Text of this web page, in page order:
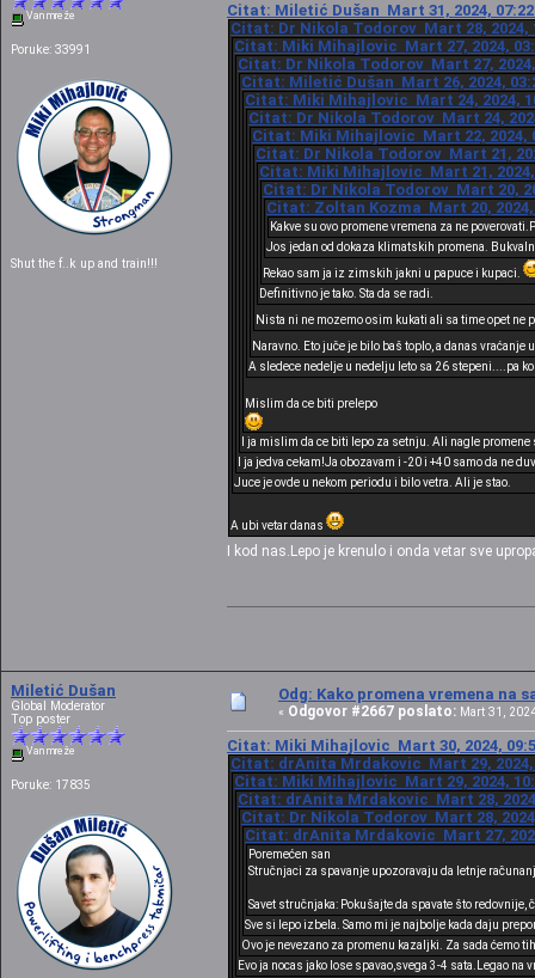
Van mreže
Poruke: 33991
Shut the f..k up and train!!!
Citat: Miletić Dušan Mart 31, 2024,
Citat: Dr Nikola Todorov Mart 28, 2024,
Citat: Miki Mihajlovic Mart 27, 2024,
Citat: Dr Nikola Todorov Mart 27,
Citat: Miletić Dušan Mart 26, 2024,
Citat: Miki Mihajlovic Mart 24, 2024,
Citat: Dr Nikola Todorov Mart 24,
Citat: Miki Mihajlovic Mart 22, 2024,
Citat: Dr Nikola Todorov Mart 21,
Citat: Miki Mihajlovic Mart 21, 2024,
Citat: Dr Nikola Todorov Mart 20,
Citat: Zoltan Kozma Mart 20, 2024,
Kakve su ovo promene vremena za ne
Jos jedan od dokaza klimatskih promena.
Rekao sam ja iz zimskih jakni u papuce i kupaci.
Definitivno je tako. Sta da se radi.
Nista ni ne mozemo osim kukati ali sa time opet
Naravno. Eto juče je bilo baš toplo, a danas vraćanje
A sledece nedelje u nedelju leto sa 26 stepeni....pa
Mislim da ce biti prelepo
I ja mislim da ce biti lepo za setnju. Ali nagle
I ja jedva cekam!Ja obozavam i -20 i +40 samo da ne
Juce je ovde u nekom periodu i bilo vetra. Ali je stao.
A ubi vetar danas
I kod nas.Lepo je krenulo i onda vetar sve
Miletić Dušan
Global Moderator
Top poster
Van mreže
Poruke: 17835
Odg: Kako promena vremena na
« Odgovor #2667 poslato: Mart 31,
Citat: Miki Mihajlovic Mart 30, 2024,
Citat: drAnita Mrdakovic Mart 29, 2024,
Citat: Miki Mihajlovic Mart 29, 2024,
Citat: drAnita Mrdakovic Mart 28,
Citat: Dr Nikola Todorov Mart 28,
Citat: drAnita Mrdakovic Mart 27,
Poremećen san
Stručnjaci za spavanje upozoravaju da letnje
Savet stručnjaka: Pokušajte da spavate što redovnije,
Sve si lepo izbela. Samo mi je najbolje kada daju
Ovo je nevezano za promenu kazaljki. Za sada ćemo
Evo ja nocas jako lose spavao,svega 3-4 sata.Legao